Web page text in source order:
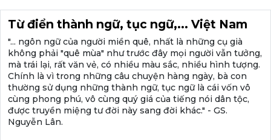
Từ điển thành ngữ, tục ngữ,... Việt Nam
"... ngôn ngữ của người miền quê, nhất là những cụ già
không phải "quê mùa" như trước đây mọi người vẫn tưởng,
mà trái lại, rất văn vẻ, có nhiều màu sắc, nhiều hình tượng.
Chính là vì trong những câu chuyện hàng ngày, bà con
thường sử dụng những thành ngữ, tục ngữ là cái vốn vô
cùng phong phú, vô cùng quý giá của tiếng nói dân tộc,
được truyền miệng tư đời này sang đời khác." - GS.
Nguyễn Lân.